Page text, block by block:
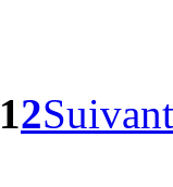
12Suivant